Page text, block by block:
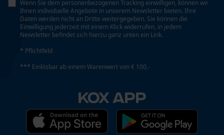
Akku-Kapazitätsanzeige
Nein
Akku/Batterie enthalten
Wenn Sie dem personenbezogenen Tracking einwilligen, können wir
Ihnen individuelle Angebote in unserem Newsletter bieten. Ihre
Daten werden nicht an Dritte weitergegeben. Sie können die
Einwilligung jederzeit mit einem Klick widerrufen, in jedem
Newsletter befindet sich hierzu ganz unten ein Link.
* Pflichtfeld
*** Einlösbar ab einem Warenwert von € 100,-
KOX APP
Mouseflow Web Analytics Tool
Fact-Finder Tracking
Loop54 Personalization
Personalisierte Startseite